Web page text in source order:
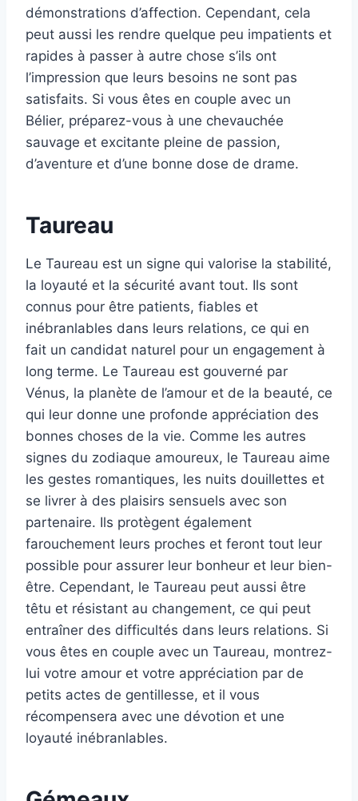
démonstrations d’affection. Cependant, cela
peut aussi les rendre quelque peu impatients et
rapides à passer à autre chose s’ils ont
l’impression que leurs besoins ne sont pas
satisfaits. Si vous êtes en couple avec un
Bélier, préparez-vous à une chevauchée
sauvage et excitante pleine de passion,
d’aventure et d’une bonne dose de drame.
Taureau
Le Taureau est un signe qui valorise la stabilité,
la loyauté et la sécurité avant tout. Ils sont
connus pour être patients, fiables et
inébranlables dans leurs relations, ce qui en
fait un candidat naturel pour un engagement à
long terme. Le Taureau est gouverné par
Vénus, la planète de l’amour et de la beauté, ce
qui leur donne une profonde appréciation des
bonnes choses de la vie. Comme les autres
signes du zodiaque amoureux, le Taureau aime
les gestes romantiques, les nuits douillettes et
se livrer à des plaisirs sensuels avec son
partenaire. Ils protègent également
farouchement leurs proches et feront tout leur
possible pour assurer leur bonheur et leur bien-
être. Cependant, le Taureau peut aussi être
têtu et résistant au changement, ce qui peut
entraîner des difficultés dans leurs relations. Si
vous êtes en couple avec un Taureau, montrez-
lui votre amour et votre appréciation par de
petits actes de gentillesse, et il vous
récompensera avec une dévotion et une
loyauté inébranlables.